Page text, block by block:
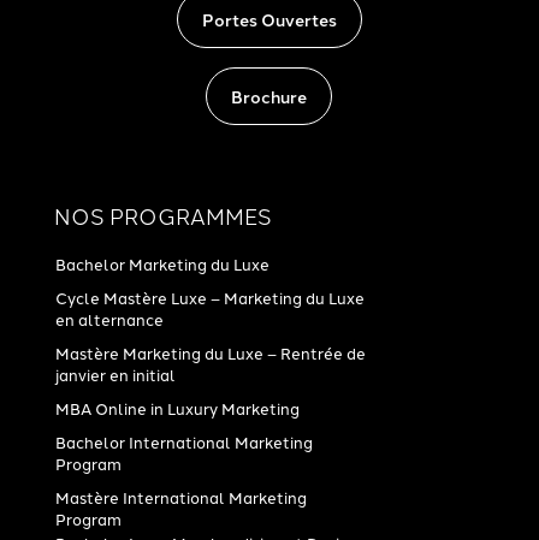
Portes Ouvertes
Brochure
NOS PROGRAMMES
Bachelor Marketing du Luxe
Cycle Mastère Luxe – Marketing du Luxe
en alternance
Mastère Marketing du Luxe – Rentrée de
janvier en initial
MBA Online in Luxury Marketing
Bachelor International Marketing
Program
Mastère International Marketing
Program